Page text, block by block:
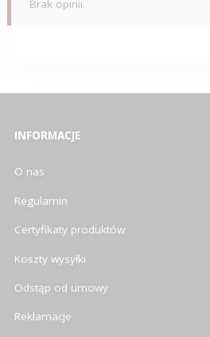
Brak opinii.
INFORMACJE
O nas
Regulamin
Certyfikaty produktów
Koszty wysyłki
Odstąp od umowy
Reklamacje